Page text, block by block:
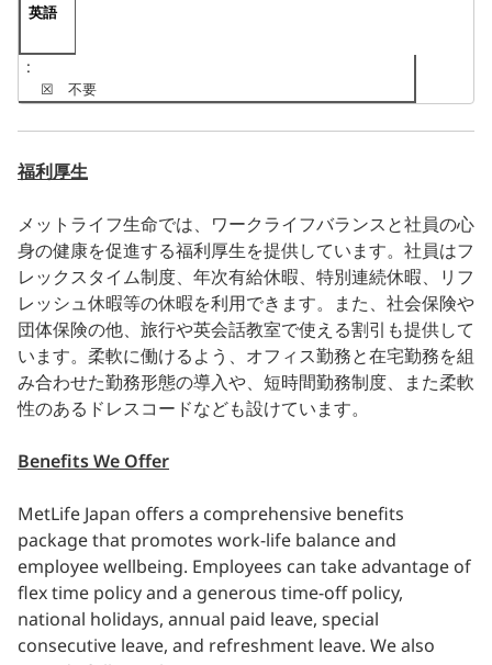
英語
☒ 不要
福利厚生
メットライフ生命では、ワークライフバランスと社員の心
身の健康を促進する福利厚生を提供しています。社員はフ
レックスタイム制度、年次有給休暇、特別連続休暇、リフ
レッシュ休暇等の休暇を利用できます。また、社会保険や
団体保険の他、旅行や英会話教室で使える割引も提供して
います。柔軟に働けるよう、オフィス勤務と在宅勤務を組
み合わせた勤務形態の導入や、短時間勤務制度、また柔軟
性のあるドレスコードなども設けています。
Benefits We Offer
MetLife Japan offers a comprehensive benefits
package that promotes work-life balance and
employee wellbeing. Employees can take advantage of
flex time policy and a generous time-off policy,
national holidays, annual paid leave, special
consecutive leave, and refreshment leave. We also